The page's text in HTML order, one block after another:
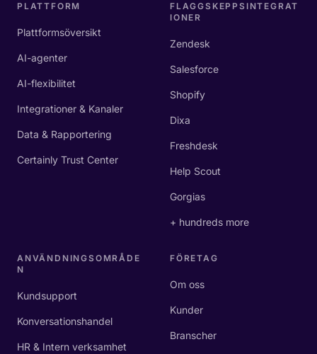
PLATTFORM
Plattformsöversikt
AI-agenter
AI-flexibilitet
Integrationer & Kanaler
Data & Rapportering
Certainly Trust Center
FLAGGSKEPPSINTEGRAT
IONER
Zendesk
Salesforce
Shopify
Dixa
Freshdesk
Help Scout
Gorgias
+ hundreds more
ANVÄNDNINGSOMRÅDE
N
Kundsupport
Konversationshandel
HR & Intern verksamhet
FÖRETAG
Om oss
Kunder
Branscher